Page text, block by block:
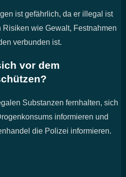
ist gefährlich, da er illegal ist
Risiken wie Gewalt, Festnahmen
verbunden ist.
vor dem
Substanzen fernhalten, sich
informieren und
die Polizei informieren.